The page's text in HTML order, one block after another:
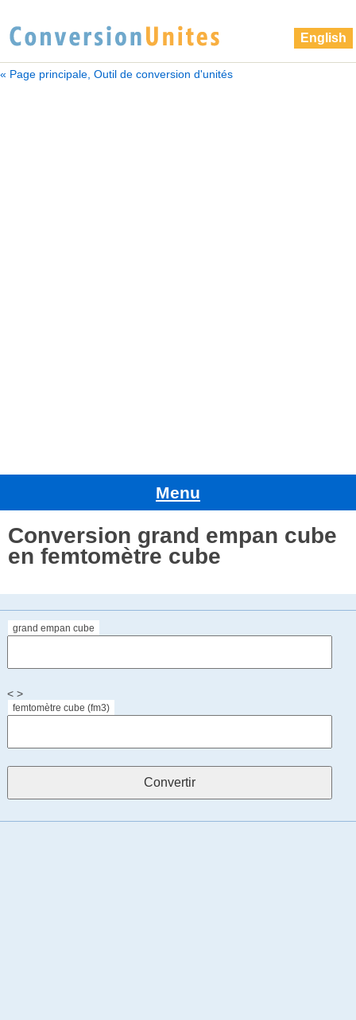
English
« Page principale, Outil de conversion d'unités
Menu
Conversion grand empan cube
en femtomètre cube
grand empan cube
< >
femtomètre cube (fm3)